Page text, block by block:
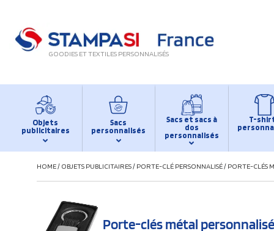
GOODIES ET TEXTILES PERSONNALISÉS
Objets
publicitaires
Sacs
personnalisés
Sacs et sacs à
dos
personnalisés
T-
HOME/ OBJETS PUBLICITAIRES/ PORTE-CLÉ PERSONNALISÉ/ PORTE-CLÉS
Porte-clés métal